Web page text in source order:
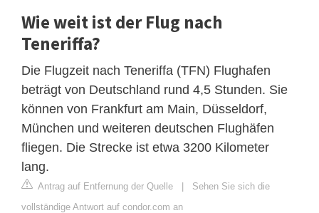
Wie weit ist der Flug nach
Teneriffa?
Die Flugzeit nach Teneriffa (TFN) Flughafen
beträgt von Deutschland rund 4,5 Stunden. Sie
können von Frankfurt am Main, Düsseldorf,
München und weiteren deutschen Flughäfen
fliegen. Die Strecke ist etwa 3200 Kilometer
lang.
Antrag auf Entfernung der Quelle | Sehen Sie sich die
vollständige Antwort auf condor.com an